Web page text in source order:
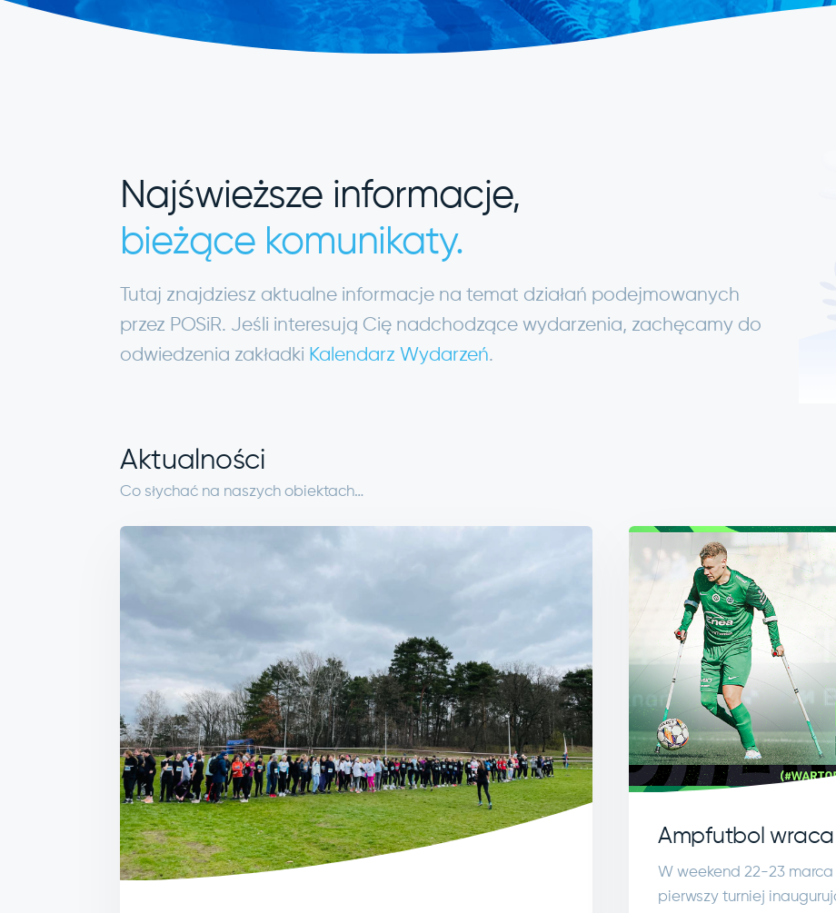
Najświeższe informacje,
bieżące komunikaty.
Tutaj znajdziesz aktualne informacje na temat działań podejmowanych
przez POSiR. Jeśli interesują Cię nadchodzące wydarzenia, zachęcamy do
odwiedzenia zakładki Kalendarz Wydarzeń.
Aktualności
Co słychać na naszych obiektach…
Ampfutbol
W weekend 22-23
pierwszy turniej